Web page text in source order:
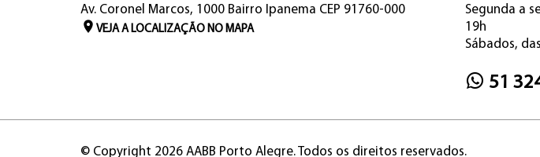
Av. Coronel Marcos, 1000 Bairro Ipanema CEP 91760-000
VEJA A LOCALIZAÇÃO NO MAPA
Segunda a
19h
Sábados,
51
© Copyright 2026 AABB Porto Alegre. Todos os direitos reservados.